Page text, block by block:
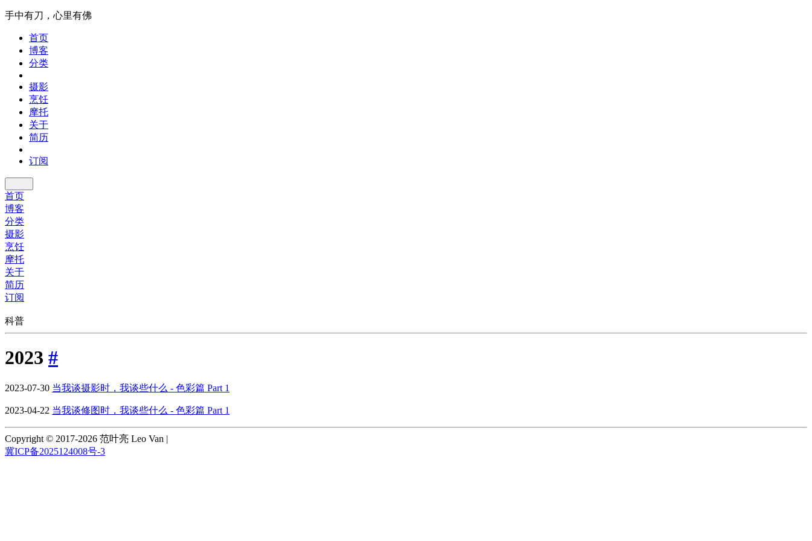
手中有刀，心里有佛
首页
博客
分类
摄影
烹饪
摩托
关于
简历
订阅
首页
博客
分类
摄影
烹饪
摩托
关于
简历
订阅
科普
2023 #
2023-07-30 当我谈摄影时，我谈些什么 - 色彩篇 Part 1
2023-04-22 当我谈修图时，我谈些什么 - 色彩篇 Part 1
Copyright © 2017-2026 范叶亮 Leo Van |
冀ICP备2025124008号-3